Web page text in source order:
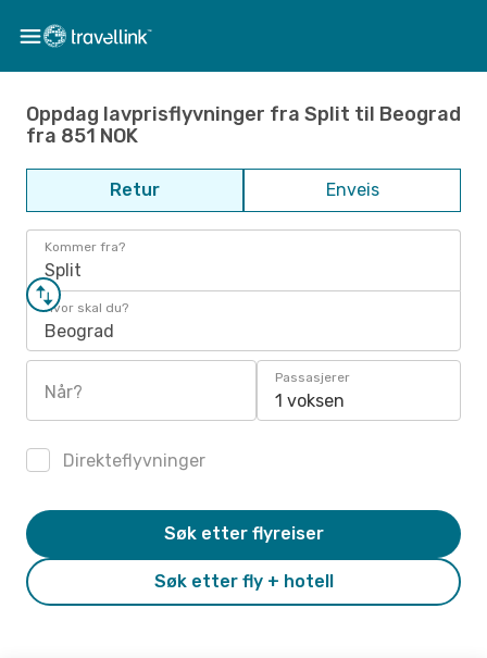
Oppdag lavprisflyvninger fra Split til Beograd
fra 851 NOK
Retur Enveis
Kommer fra?
Split
Hvor skal du?
Beograd
Når?
Passasjerer
1 voksen
Direkteflyvninger
Søk etter fly + hotell
Søk etter flyreiser